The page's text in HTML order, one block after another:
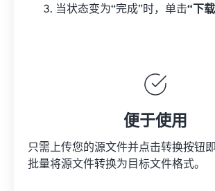
当状态变为“完成”时，单击“下
便于使用
只需上传您的源文件并点击转换按钮
批量将源文件转换为目标文件格式。